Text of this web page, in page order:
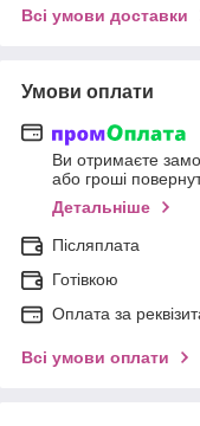
Всі умови доставки
Умови оплати
Ви отримаєте
або гроші
Детальніше
Післяплата
Готівкою
Оплата за
Всі умови оплати